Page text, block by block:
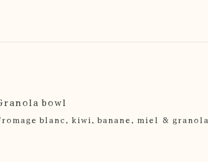
bowl
blanc, kiwi, banane, miel & granola